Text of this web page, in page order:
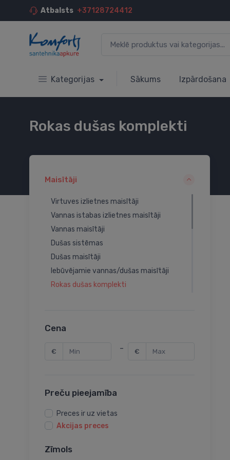
Atbalsts +37128724412
Kategorijas Sākums Izpārdošana
Rokas dušas komplekti
Maisītāji
Virtuves izlietnes maisītāji
Vannas istabas izlietnes maisītāji
Vannas maisītāji
Dušas sistēmas
Dušas maisītāji
Iebūvējamie vannas/dušas maisītāji
Rokas dušas komplekti
Dušas vadi
Bidē maisītāji
Maisītāju rezerves daļas
Virtuves maisītāju sistēmas
Rokas dušas turētāji
Pisuāra dozatori
Cena
€ - €
Preču pieejamība
Preces ir uz vietas
Akcijas preces
Zīmols